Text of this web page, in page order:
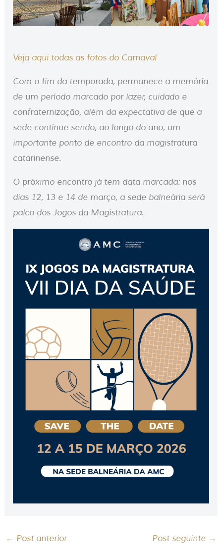
Veja aqui todas as fotos do Carnaval
Com o fim da temporada, permanece a memória
de um período marcado por lazer, cuidado e
confraternização, além da expectativa de que a
sede continue sendo, ao longo do ano, um
importante ponto de encontro da magistratura
catarinense.
O próximo encontro já tem data marcada: nos
dias 12, 13 e 14 de março, a sede balneária será
palco dos Jogos da Magistratura.
← Post anterior Post seguinte →